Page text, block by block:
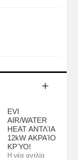
EVI
AIR/WATER
HEAT ΑΝΤΛΊΑ
12kW ΑΚΡΑΊΟ
ΚΡΎΟ!
Η νέα αντλία